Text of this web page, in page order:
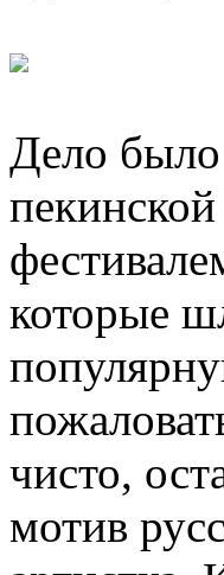
Дело было
которые
чисто,
мотив